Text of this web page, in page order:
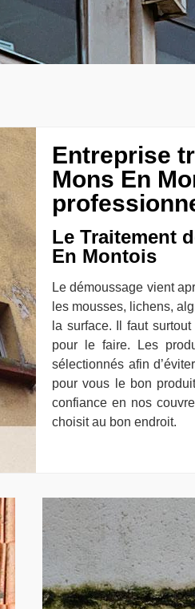
Entreprise
Mons En
Le Traitement
En Montois
Le démoussage vient
les mousses, lichens,
la surface. Il faut
pour le faire. Les
sélectionnés afin
pour vous le bon
confiance en nos
choisit au bon endroit.